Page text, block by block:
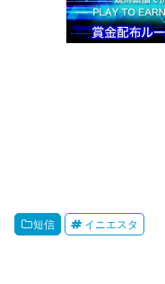
短信 イニエスタ